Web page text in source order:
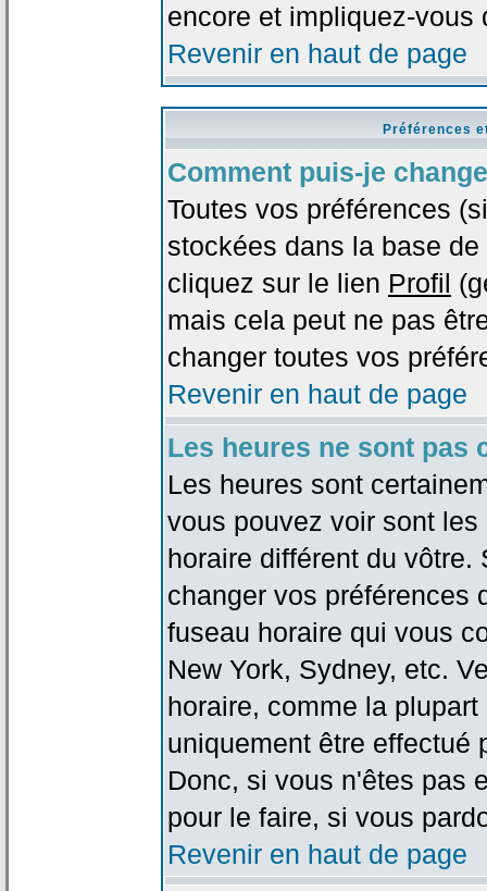
encore et impliquez-
Revenir en haut de page
Préférences
Comment puis-je
Toutes vos préférences
stockées dans la base
cliquez sur le lien Profil
mais cela peut ne pas
changer toutes vos
Revenir en haut de page
Les heures ne sont pas
Les heures sont
vous pouvez voir sont
horaire différent du
changer vos préférences
fuseau horaire qui vous
New York, Sydney, etc.
horaire, comme la
uniquement être effectué
Donc, si vous n'êtes pas
pour le faire, si vous
Revenir en haut de page